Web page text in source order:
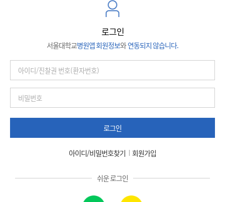
로그인
서울대학교병원앱 회원정보와연동되지 않습니다.
로그인
아이디/비밀번호찾기 회원가입
쉬운 로그인